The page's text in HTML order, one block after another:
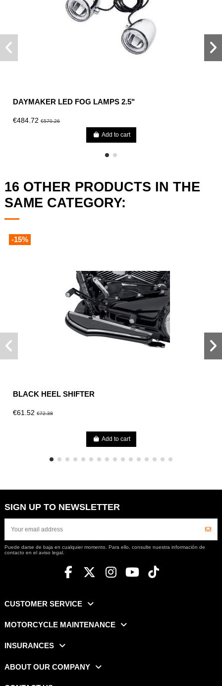
DAYMAKER LED FOG LAMPS 2.5"
€484.72€570.26
Add to cart
16 OTHER PRODUCTS IN THE
SAME CATEGORY:
-15%
BLACK HEEL SHIFTER
€61.52€72.38
Add to cart
SIGN UP TO NEWSLETTER
Puede darse de baja en cualquier momento. Para ello, consulte nuestra información de
contacto en el aviso legal.
CUSTOMER SERVICE
MOTORCYCLE MAINTENANCE
INSURANCES
ABOUT OUR COMPANY